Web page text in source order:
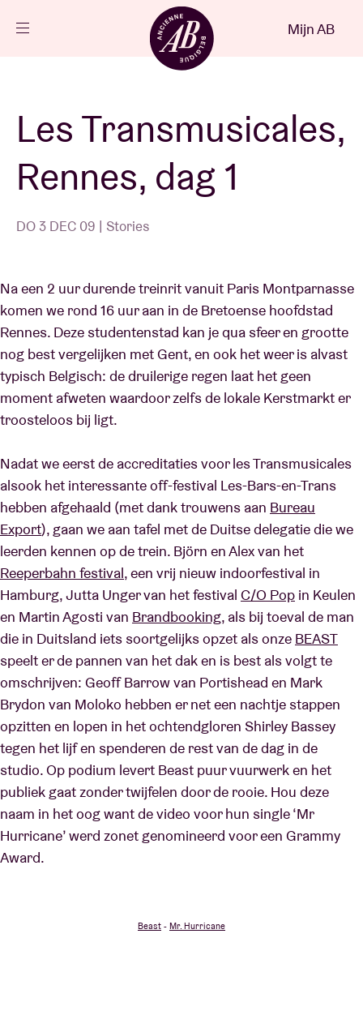
NL
Projecten
Nieuws
Bezoekersinfo
AB ❤ you
Zaalhuur
BRDCST
ABtv
Concertcheque
Over AB
Contact
Mijn AB
Les Transmusicales,
Rennes, dag 1
DO 3 DEC 09 | Stories
Na een 2 uur durende treinrit vanuit Paris Montparnasse
komen we rond 16 uur aan in de Bretoense hoofdstad
Rennes. Deze studentenstad kan je qua sfeer en grootte
nog best vergelijken met Gent, en ook het weer is alvast
typisch Belgisch: de druilerige regen laat het geen
moment afweten waardoor zelfs de lokale Kerstmarkt er
troosteloos bij ligt.
Nadat we eerst de accreditaties voor les Transmusicales
alsook het interessante off-festival Les-Bars-en-Trans
hebben afgehaald (met dank trouwens aan Bureau
Export), gaan we aan tafel met de Duitse delegatie die we
leerden kennen op de trein. Björn en Alex van het
Reeperbahn festival, een vrij nieuw indoorfestival in
Hamburg, Jutta Unger van het festival C/O Pop in Keulen
en Martin Agosti van Brandbooking, als bij toeval de man
die in Duitsland iets soortgelijks opzet als onze BEAST
speelt er de pannen van het dak en is best als volgt te
omschrijven: Geoff Barrow van Portishead en Mark
Brydon van Moloko hebben er net een nachtje stappen
opzitten en lopen in het ochtendgloren Shirley Bassey
tegen het lijf en spenderen de rest van de dag in de
studio. Op podium levert Beast puur vuurwerk en het
publiek gaat zonder twijfelen door de rooie. Hou deze
naam in het oog want de video voor hun single ‘Mr
Hurricane’ werd zonet genomineerd voor een Grammy
Award.
Beast - Mr. Hurricane